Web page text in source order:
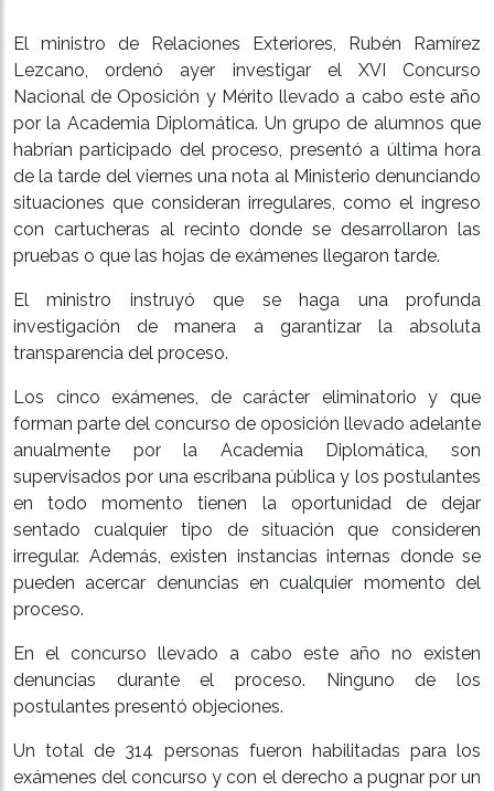
El ministro de Relaciones Exteriores, Rubén Ramírez
Lezcano, ordenó ayer investigar el XVI Concurso
Nacional de Oposición y Mérito llevado a cabo este año
por la Academia Diplomática. Un grupo de alumnos que
habrían participado del proceso, presentó a última hora
de la tarde del viernes una nota al Ministerio denunciando
situaciones que consideran irregulares, como el ingreso
con cartucheras al recinto donde se desarrollaron las
pruebas o que las hojas de exámenes llegaron tarde.
El ministro instruyó que se haga una profunda
investigación de manera a garantizar la absoluta
transparencia del proceso.
Los cinco exámenes, de carácter eliminatorio y que
forman parte del concurso de oposición llevado adelante
anualmente por la Academia Diplomática, son
supervisados por una escribana pública y los postulantes
en todo momento tienen la oportunidad de dejar
sentado cualquier tipo de situación que consideren
irregular. Además, existen instancias internas donde se
pueden acercar denuncias en cualquier momento del
proceso.
En el concurso llevado a cabo este año no existen
denuncias durante el proceso. Ninguno de los
postulantes presentó objeciones.
Un total de 314 personas fueron habilitadas para los
exámenes del concurso y con el derecho a pugnar por un